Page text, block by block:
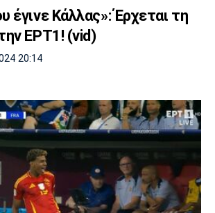
έγινε Κάλλας»: Έρχεται τη
ΕΡΤ1! (vid)
20:14